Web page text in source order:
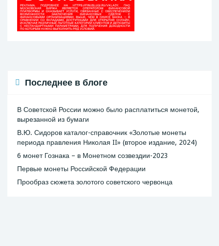
Последнее в блоге
В Советской России можно было расплатиться монетой,
вырезанной из бумаги
В.Ю. Сидоров каталог-справочник «Золотые монеты
периода правления Николая II» (второе издание, 2024)
6 монет Гознака – в Монетном созвездии-2023
Первые монеты Российской Федерации
Прообраз сюжета золотого советского червонца